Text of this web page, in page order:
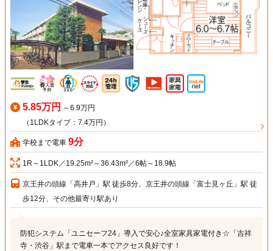
5.85万円 ～6.9万円
（1LDKタイプ：7.4万円）
学校まで電車 9分
1R～1LDK／19.25m²～36.43m²／6帖～18.9帖
京王井の頭線「高井戸」駅 徒歩8分、京王井の頭線「富士見ヶ丘」駅 徒
歩12分、その他最寄り駅あり
防犯システム「ユニセーフ24」導入で安心♪全室家具家電付き☆「吉祥
寺・渋谷」駅まで電車一本でアクセス良好です！